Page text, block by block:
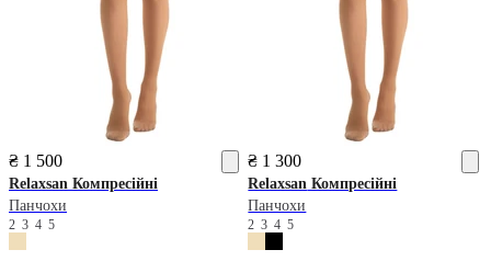
₴ 1 500
Relaxsan Компресійні
Панчохи
2 3 4 5
₴ 1 300
Relaxsan Компресійні
Панчохи
2345